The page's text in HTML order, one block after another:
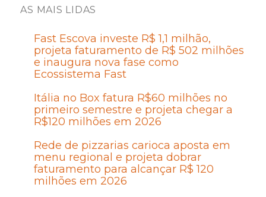
AS MAIS LIDAS
Fast Escova investe R$ 1,1 milhão,
projeta faturamento de R$ 502 milhões
e inaugura nova fase como
Ecossistema Fast
Itália no Box fatura R$60 milhões no
primeiro semestre e projeta chegar a
R$120 milhões em 2026
Rede de pizzarias carioca aposta em
menu regional e projeta dobrar
faturamento para alcançar R$ 120
milhões em 2026